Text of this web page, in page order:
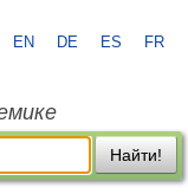
EN DE ES FR
Найти!